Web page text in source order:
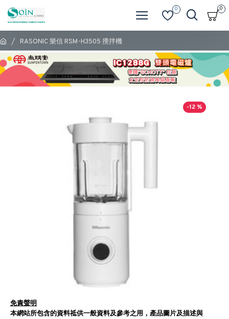
0 0
RASONIC 樂信 RSM-H3505 攪拌機
-12 %
免責聲明
本網站所包含的資料祗供一般資料及參考之用，產品圖片及描述與